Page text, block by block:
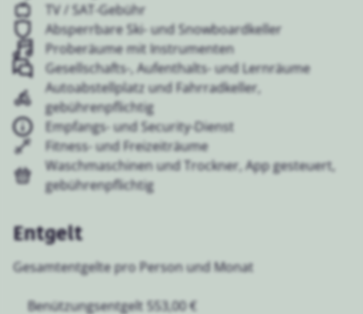
TV / SAT-Gebühr
Absperrbare Ski- und Snowboardkeller
Proberäume mit Instrumenten
Gesellschafts-, Aufenthalts- und Lernräume
Autoabstellplatz und Fahrradkeller,
gebührenpflichtig
Empfangs- und Security-Dienst
Fitness- und Freizeiträume
Waschmaschinen und Trockner, App gesteuert,
gebührenpflichtig
Entgelt
Gesamtentgelte pro Person und Monat
Benützungsentgelt 553,00 €